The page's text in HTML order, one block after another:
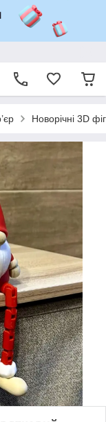
Новорічні 3D